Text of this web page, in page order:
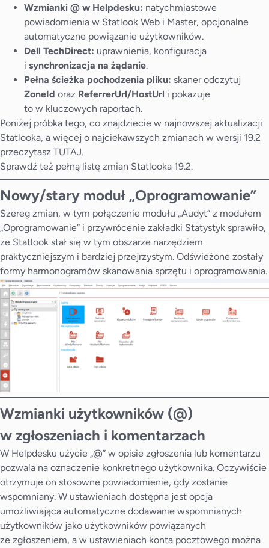
Wzmianki @ w Helpdesku: natychmiastowe
powiadomienia w Statlook Web i Master, opcjonalne
automatyczne powiązanie użytkowników.
Dell TechDirect: uprawnienia, konfiguracja
i synchronizacja na żądanie.
Pełna ścieżka pochodzenia pliku: skaner odczytuj
ZoneId oraz ReferrerUrl/HostUrl i pokazuje
to w kluczowych raportach.
Poniżej próbka tego, co znajdziecie w najnowszej aktualizacji
Statlooka, a więcej o najciekawszych zmianach w wersji 19.2
przeczytasz TUTAJ.
Sprawdź też pełną listę zmian Statlooka 19.2.
Nowy/stary moduł „Oprogramowanie”
Szereg zmian, w tym połączenie modułu „Audyt” z modułem
„Oprogramowanie” i przywrócenie zakładki Statystyk sprawiło,
że Statlook stał się w tym obszarze narzędziem
praktyczniejszym i bardziej przejrzystym. Odświeżone zostały
formy harmonogramów skanowania sprzętu i oprogramowania.
Wzmianki użytkowników (@)
w zgłoszeniach i komentarzach
W Helpdesku użycie „@” w opisie zgłoszenia lub komentarzu
pozwala na oznaczenie konkretnego użytkownika. Oczywiście
otrzymuje on stosowne powiadomienie, gdy zostanie
wspomniany. W ustawieniach dostępna jest opcja
umożliwiająca automatyczne dodawanie wspomnianych
użytkowników jako użytkowników powiązanych
ze zgłoszeniem, a w ustawieniach konta pocztowego można